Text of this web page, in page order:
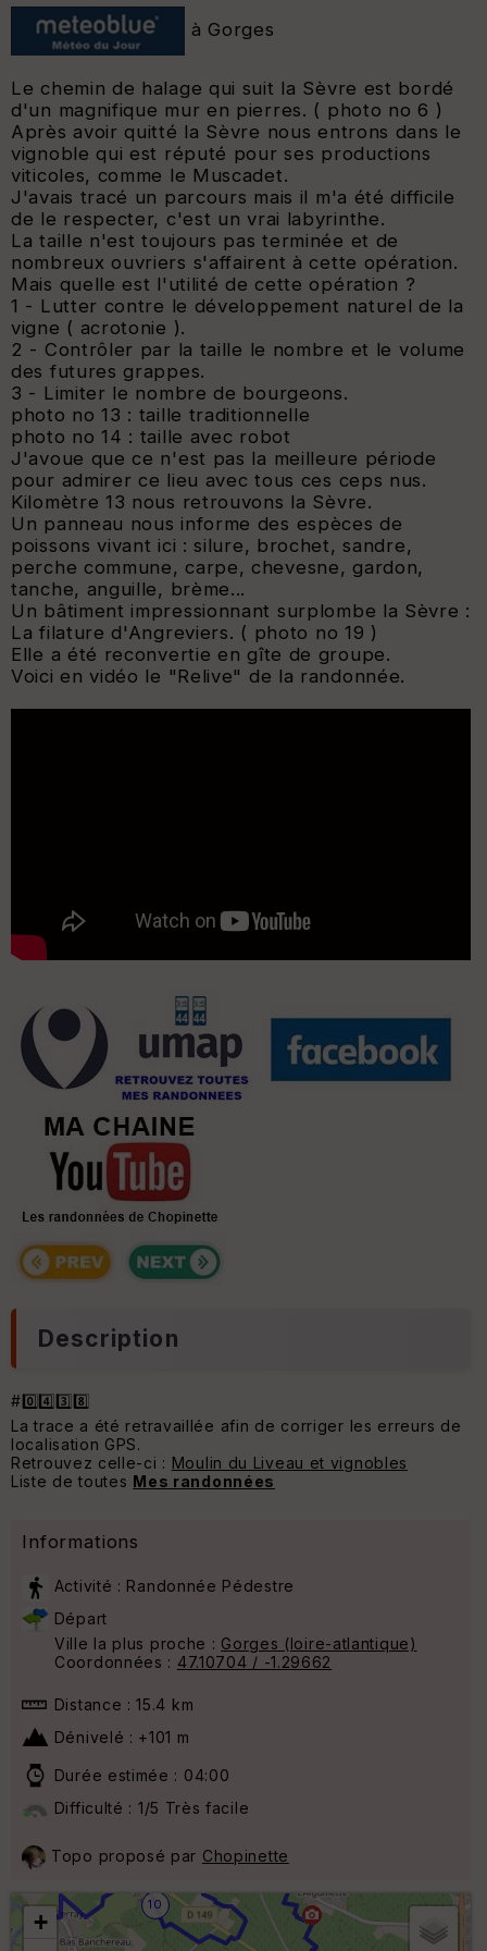
à Gorges
Le chemin de halage qui suit la Sèvre est bordé
d'un magnifique mur en pierres. ( photo no 6 )
Après avoir quitté la Sèvre nous entrons dans le
vignoble qui est réputé pour ses productions
viticoles, comme le Muscadet.
J'avais tracé un parcours mais il m'a été difficile
de le respecter, c'est un vrai labyrinthe.
La taille n'est toujours pas terminée et de
nombreux ouvriers s'affairent à cette opération.
Mais quelle est l'utilité de cette opération ?
1 - Lutter contre le développement naturel de la
vigne ( acrotonie ).
2 - Contrôler par la taille le nombre et le volume
des futures grappes.
3 - Limiter le nombre de bourgeons.
photo no 13 : taille traditionnelle
photo no 14 : taille avec robot
J'avoue que ce n'est pas la meilleure période
pour admirer ce lieu avec tous ces ceps nus.
Kilomètre 13 nous retrouvons la Sèvre.
Un panneau nous informe des espèces de
poissons vivant ici : silure, brochet, sandre,
perche commune, carpe, chevesne, gardon,
tanche, anguille, brème...
Un bâtiment impressionnant surplombe la Sèvre :
La filature d'Angreviers. ( photo no 19 )
Elle a été reconvertie en gîte de groupe.
Voici en vidéo le "Relive" de la randonnée.
Description
#0️⃣4️⃣3️⃣8️⃣
La trace a été retravaillée afin de corriger les erreurs de
localisation GPS.
Retrouvez celle-ci : Moulin du Liveau et vignobles
Liste de toutes Mes randonnées
Informations
Activité : Randonnée Pédestre
Départ
Ville la plus proche : Gorges (loire-atlantique)
Coordonnées : 47.10704 / -1.29662
Distance : 15.4 km
Dénivelé : +101 m
Durée estimée : 04:00
Difficulté : 1/5 Très facile
Topo proposé par Chopinette
10
+